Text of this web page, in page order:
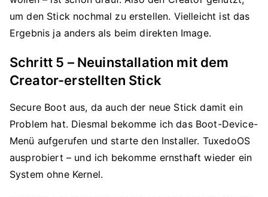
um den Stick nochmal zu erstellen. Vielleicht ist das
Ergebnis ja anders als beim direkten Image.
Schritt 5 – Neuinstallation mit dem
Creator-erstellten Stick
Secure Boot aus, da auch der neue Stick damit ein
Problem hat. Diesmal bekomme ich das Boot-Device-
Menü aufgerufen und starte den Installer. TuxedoOS
ausprobiert – und ich bekomme ernsthaft wieder ein
System ohne Kernel.